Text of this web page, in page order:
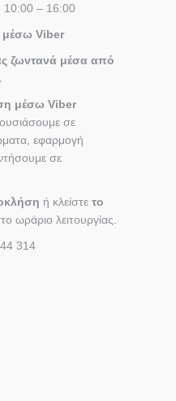
10:00 – 16:00
μέσω Viber
ζωντανά μέσα από
μέσω Viber
σε
εφαρμογή
σε
ή κλείστε το
ωράριο λειτουργίας.
314